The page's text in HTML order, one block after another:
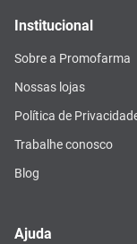
Institucional
Sobre a Promofarma
Nossas lojas
Política de
Trabalhe conosco
Blog
Ajuda